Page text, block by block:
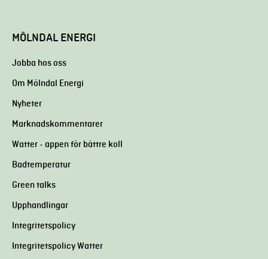
MÖLNDAL ENERGI
Jobba hos oss
Om Mölndal Energi
Nyheter
Marknadskommentarer
Watter - appen för bättre koll
Badtemperatur
Green talks
Upphandlingar
Integritetspolicy
Integritetspolicy Watter